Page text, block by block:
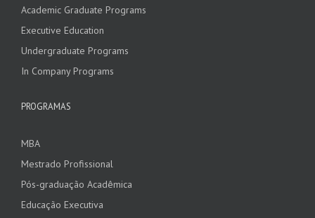
Academic Graduate Programs
Executive Education
Undergraduate Programs
In Company Programs
PROGRAMAS
MBA
Mestrado Profissional
Pós-graduação Acadêmica
Educação Executiva